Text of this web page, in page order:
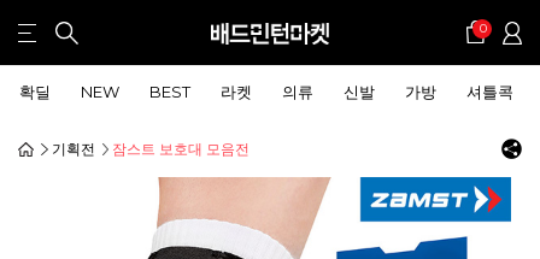
0
확딜 NEW BEST 라켓 의류 신발 가방 셔틀콕
기획전 잠스트 보호대 모음전